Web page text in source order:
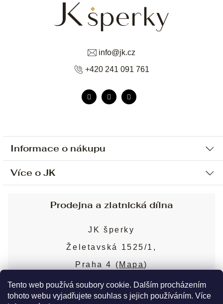
Tento web používá soubory cookie. Dalším procházením
tohoto webu vyjadřujete souhlas s jejich používáním. Více
Informace o nákupu
Ochrana osobních údajů
Sjednání osobní schůzky
Obchodní podmínky
Puncovní značky
Více o JK
Blog
Nejčastější dotazy
info@jk.cz
+420 241 091 761
Prodejna a zlatnická dílna
JK šperky
Želetavská 1525/1,
Praha 4 ( Mapa)
Více o prodejně